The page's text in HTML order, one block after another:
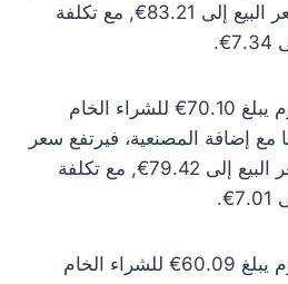
الشراء إلى 80.78€ وسعر البيع إلى 83.21€, مع تكلفة
سعر الذهب عيار 21 اليوم يبلغ 70.10€ للشراء الخام
أما مع إضافة المصنعية، فيرتفع سعر
الشراء إلى 77.11€ وسعر البيع إلى 79.42€, مع تكلفة
سعر الذهب عيار 18 اليوم يبلغ 60.09€ للشراء الخام